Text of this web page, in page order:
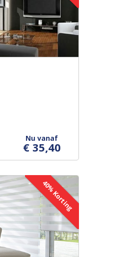
Nu vanaf
€ 35,40
40% Korting